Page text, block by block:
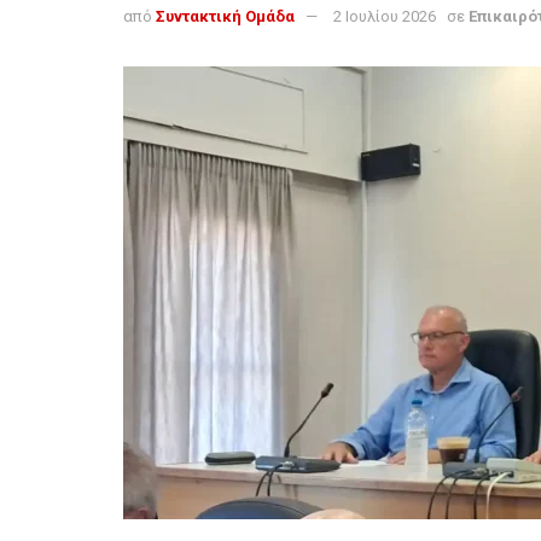
από Συντακτική Ομάδα 2 Ιουλίου 2026 σε